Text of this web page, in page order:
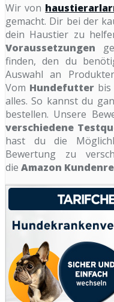
Wir von
gemacht. Dir bei der
dein Haustier zu
Voraussetzungen
finden, den du
Auswahl an
Vom Hundefutter
alles. So kannst du
bestellen. Unsere
verschiedene
hast du die
Bewertung zu
die Amazon